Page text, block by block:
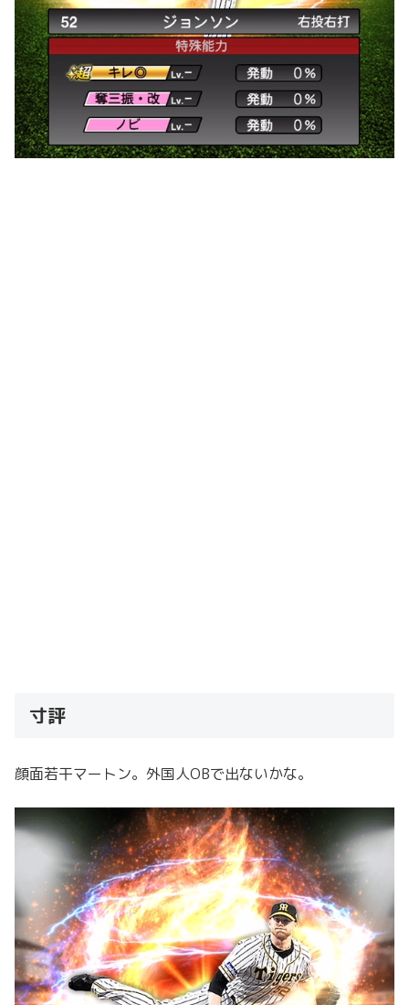
寸評
顔面若干マートン。外国人OBで出ないかな。